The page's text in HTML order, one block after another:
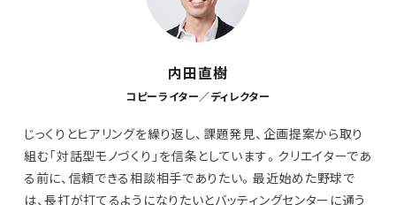
内田直樹
コピーライター／ディレクター
じっくりとヒアリングを繰り返し、課題発見、企画提案から取り
組む「対話型モノづくり」を信条としています。クリエイターであ
る前に、信頼できる相談相手でありたい。最近始めた野球で
は、長打が打てるようになりたいとバッティングセンターに通う